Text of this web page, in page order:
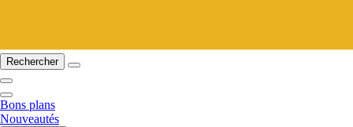
Rechercher
Bons plans
Nouveautés